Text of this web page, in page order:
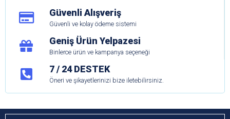
Güvenli Alışveriş
Güvenli ve kolay ödeme sistemi
Geniş Ürün Yelpazesi
Binlerce ürün ve kampanya seçeneği
7 / 24 DESTEK
Öneri ve şikayetlerinizi bize iletebilirsiniz.